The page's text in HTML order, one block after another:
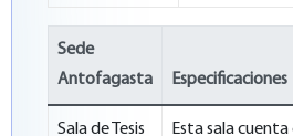
Sede
Antofagasta
Especificaciones
Sala de Tesis
Esta sala